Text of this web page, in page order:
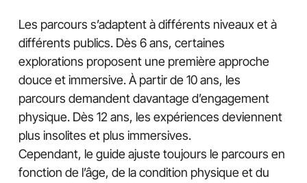
Les parcours s’adaptent à différents niveaux et à
différents publics. Dès 6 ans, certaines
explorations proposent une première approche
douce et immersive. À partir de 10 ans, les
parcours demandent davantage d’engagement
physique. Dès 12 ans, les expériences deviennent
plus insolites et plus immersives.
Cependant, le guide ajuste toujours le parcours en
fonction de l’âge, de la condition physique et du